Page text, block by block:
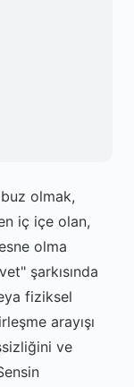
olmak,
iç içe olan,
olma
şarkısında
fiziksel
arayışı
ve